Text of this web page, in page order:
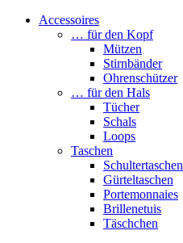
Accessoires
… für den Kopf
Mützen
Stirnbänder
Ohrenschützer
… für den Hals
Tücher
Schals
Loops
Taschen
Schultertaschen
Gürteltaschen
Portemonnaies
Brillenetuis
Täschchen